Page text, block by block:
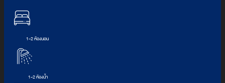
1-2 ห้องนอน
1-2 ห้องน้ำ